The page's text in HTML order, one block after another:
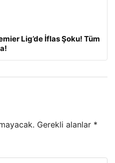
Lig’de İflas Şoku! Tüm
Gerekli alanlar *